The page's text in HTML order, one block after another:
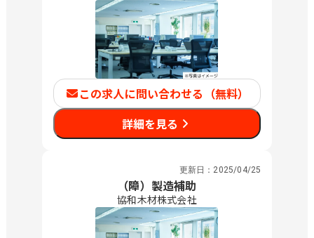
この求人に問い合わせる（無料）
詳細を見る
更新日： 2025/04/25
（障）製造補助
協和木材株式会社